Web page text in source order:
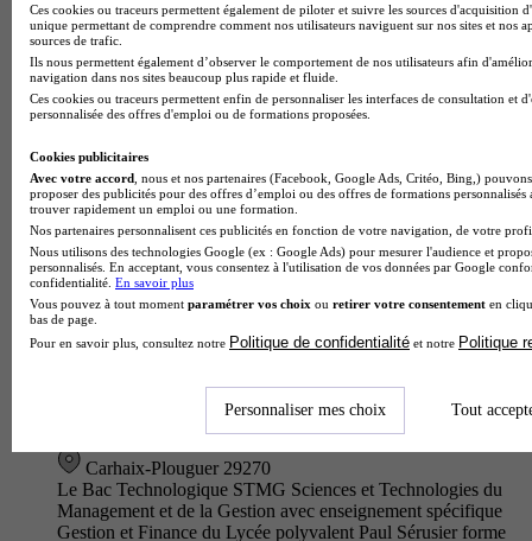
Saint-Malo 35400
Le Bac Techno STMG sciences et technologies du
management et de la gestion avec enseignement spécifique
gestion et finance proposé par le Lycée polyvalent Institution
Saint-Malo La Provi…
Lycée polyvalent Paul Sérusier
Bac techno - STMG sciences et technologies du management
et de la gestion enseignement spécifique gestion et finance
Carhaix-Plouguer 29270
Le Bac Technologique STMG Sciences et Technologies du
Management et de la Gestion avec enseignement spécifique
Gestion et Finance du Lycée polyvalent Paul Sérusier forme
Ces cookies ou traceurs permettent également de piloter et suivre les sources d'acquisition
unique permettant de comprendre comment nos utilisateurs naviguent sur nos sites et nos
sources de trafic.
Ils nous permettent également d’observer le comportement de nos utilisateurs afin
navigation dans nos sites beaucoup plus rapide et fluide.
Ces cookies ou traceurs permettent enfin de personnaliser les interfaces de consultation et
personnalisée des offres d'emploi ou de formations proposées.
Cookies publicitaires
Avec votre accord , nous et nos partenaires (Facebook, Google Ads, Critéo, Bing,)
proposer des publicités pour des offres d’emploi ou des offres de formations
trouver rapidement un emploi ou une formation.
Nos partenaires personnalisent ces publicités en fonction de votre navigation, de votre
Nous utilisons des technologies Google (ex : Google Ads) pour mesurer l'audience et
personnalisés. En acceptant, vous consentez à l'utilisation de vos données par Google
confidentialité. En savoir plus
Vous pouvez à tout moment paramétrer vos choix ou retirer votre consentement en
bas de page.
Pour en savoir plus, consultez notre Politique de confidentialité et notre Politique
Personnaliser mes choix Tout